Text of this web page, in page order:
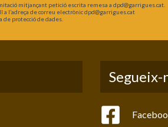
mitjançant petició escrita remesa a dpd@garrigues.cat.
a l’adreça de correu electrònic dpd@garrigues.cat
protecció de dades.
Segueix-